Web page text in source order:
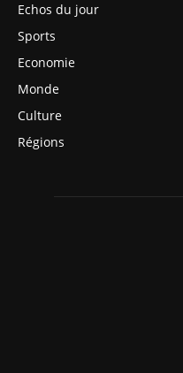
Echos du jour
Sports
Economie
Monde
Culture
Régions